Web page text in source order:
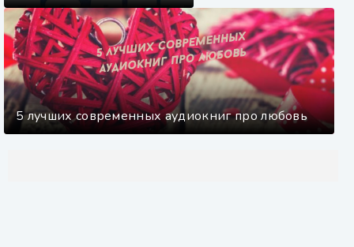
5 лучших современных аудиокниг про любовь